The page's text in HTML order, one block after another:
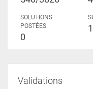
SOLUTIONS
POSTÉES
0
1
Validations